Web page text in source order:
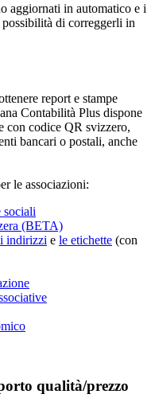
aggiornati in automatico e i
di correggerli in
report e stampe
Contabilità Plus dispone
con codice QR svizzero,
bancari o postali, anche
le associazioni:
sociali
(BETA)
indirizzi e le etichette (con
qualità/prezzo